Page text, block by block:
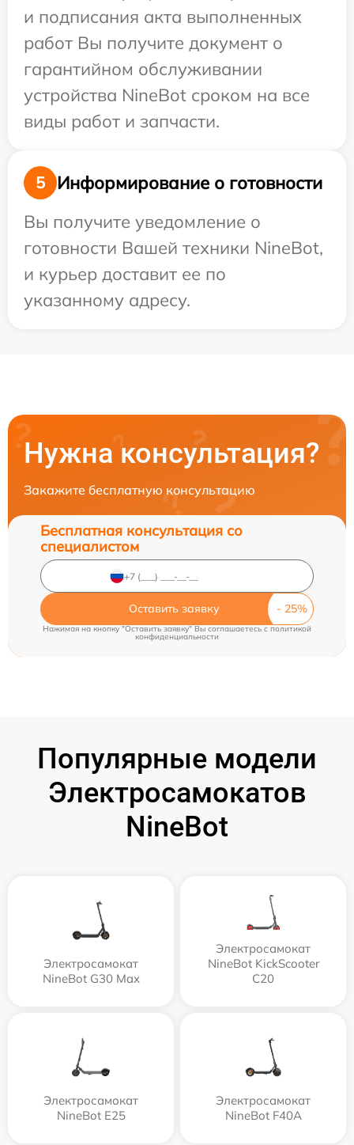
и подписания акта выполненных
работ Вы получите документ о
гарантийном обслуживании
устройства NineBot сроком на все
виды работ и запчасти.
5
Информирование о готовности
Вы получите уведомление о
готовности Вашей техники NineBot,
и курьер доставит ее по
указанному адресу.
Нужна консультация?
Закажите бесплатную консультацию
Бесплатная консультация со
специалистом
Оставить заявку
Нажимая на кнопку "Оставить заявку" Вы соглашаетесь c политикой
конфиденциальности
Популярные модели
Электросамокатов
NineBot
Электросамокат
NineBot G30 Max
Электросамокат
NineBot KickScooter
C20
Электросамокат
NineBot E25
Электросамокат
NineBot F40A